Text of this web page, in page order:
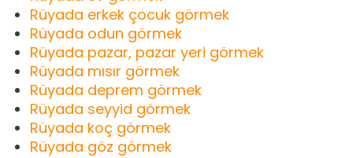
Rüyada erkek çocuk görmek
Rüyada odun görmek
Rüyada pazar, pazar yeri görmek
Rüyada mısır görmek
Rüyada deprem görmek
Rüyada seyyid görmek
Rüyada koç görmek
Rüyada göz görmek